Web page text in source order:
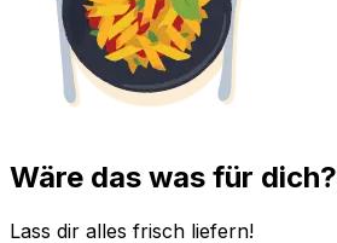
Wäre das was für dich?
Lass dir alles frisch liefern!